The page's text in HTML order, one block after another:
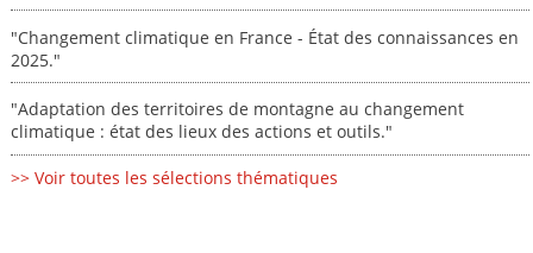
"Changement climatique en France - État des connaissances en
2025."
"Adaptation des territoires de montagne au changement
climatique : état des lieux des actions et outils."
>> Voir toutes les sélections thématiques